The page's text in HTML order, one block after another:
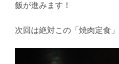
飯が進みます！
次回は絶対この「焼肉定食」